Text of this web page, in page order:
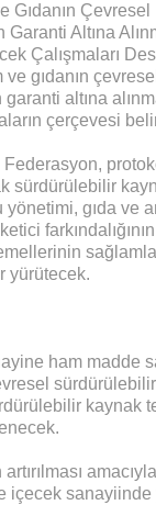
Gıdanın Çevresel
Altına
Çalışmaları
ve gıdanın çevresel
altına
çerçevesi
sürdürülebilir
gıda ve
farkındalığının
yürütecek.
ham madde
kaynak
içecek